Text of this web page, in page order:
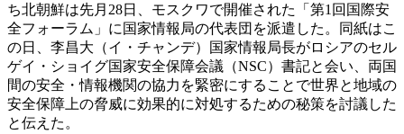
ち北朝鮮は先月28日、モスクワで開催された「第1回国際安
全フォーラム」に国家情報局の代表団を派遣した。同紙はこ
の日、李昌大（イ・チャンデ）国家情報局長がロシアのセル
ゲイ・ショイグ国家安全保障会議（NSC）書記と会い、両国
間の安全・情報機関の協力を緊密にすることで世界と地域の
安全保障上の脅威に効果的に対処するための秘策を討議した
と伝えた。